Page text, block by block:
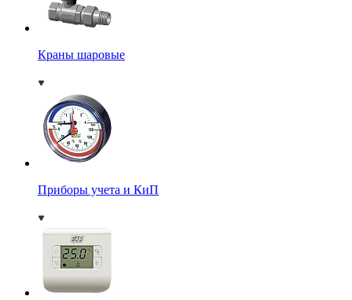
Краны шаровые
Приборы учета и КиП